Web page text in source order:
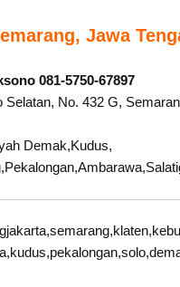
Jawa
081-5750-67897
Selatan, No. 432 G,
Demak,Kudus,